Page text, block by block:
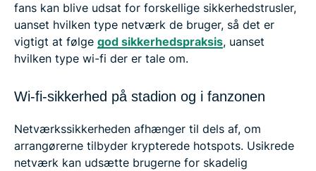
fans kan blive udsat for forskellige sikkerhedstrusler,
uanset hvilken type netværk de bruger, så det er
vigtigt at følge god sikkerhedspraksis, uanset
hvilken type wi-fi der er tale om.
Wi-fi-sikkerhed på stadion og i fanzonen
Netværkssikkerheden afhænger til dels af, om
arrangørerne tilbyder krypterede hotspots. Usikrede
netværk kan udsætte brugerne for skadelig